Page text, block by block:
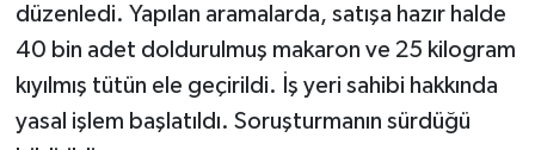
düzenledi. Yapılan aramalarda, satışa hazır halde
40 bin adet doldurulmuş makaron ve 25 kilogram
kıyılmış tütün ele geçirildi. İş yeri sahibi hakkında
yasal işlem başlatıldı. Soruşturmanın sürdüğü